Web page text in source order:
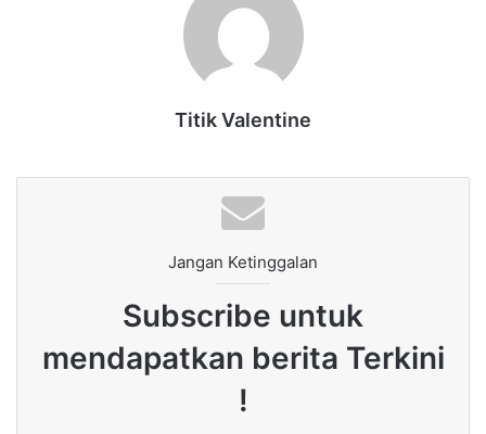
Titik Valentine
Jangan Ketinggalan
Subscribe untuk
mendapatkan berita Terkini
!